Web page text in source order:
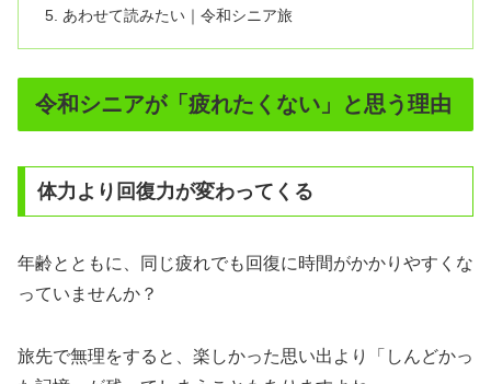
あわせて読みたい｜令和シニア旅
令和シニアが「疲れたくない」と思う理由
体力より回復力が変わってくる
年齢とともに、同じ疲れでも回復に時間がかかりやすくな
っていませんか？
旅先で無理をすると、楽しかった思い出より「しんどかっ